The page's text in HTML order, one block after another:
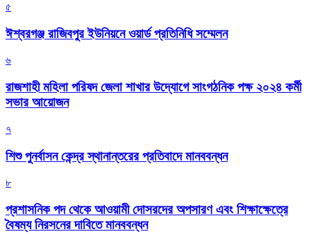
৫
ঈশ্বরগঞ্জ রাজিবপুর ইউনিয়নে ওয়ার্ড প্রতিনিধি সম্মেলন
৬
রাজশাহী মহিলা পরিষদ জেলা শাখার উদ্যোগে সাংগঠনিক পক্ষ ২০২৪ কর্মী
সভার আয়োজন
৭
শিশু পুনর্বাসন কেন্দ্র স্থানান্তরের প্রতিবাদে মানববন্ধন
৮
প্রশাসনিক পদ থেকে আওয়ামী দোসরদের অপসারণ এবং শিক্ষাক্ষেত্রে
বৈষম্য নিরসনের দাবিতে মানববন্ধন